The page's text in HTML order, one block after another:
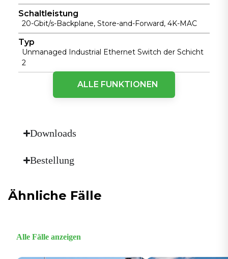
Schaltleistung
20-Gbit/s-Backplane, Store-and-Forward, 4K-MAC
Typ
Unmanaged Industrial Ethernet Switch der Schicht
2
Körperliche Leistungsfähigkeit
Abmessungen (B × T × H)
Gehäuse
Luftfeuchtigkeit
DIN-Schienenmontage
ALLE FUNKTIONEN
Downloads
Bestellung
Ähnliche Fälle
Alle Fälle anzeigen